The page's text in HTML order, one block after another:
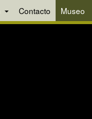
Contacto Museo